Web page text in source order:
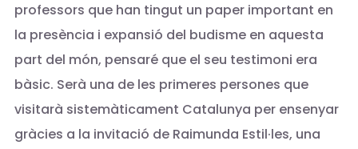
professors que han tingut un paper important en
la presència i expansió del budisme en aquesta
part del món, pensaré que el seu testimoni era
bàsic. Serà una de les primeres persones que
visitarà sistemàticament Catalunya per ensenyar
gràcies a la invitació de Raimunda Estil·les, una